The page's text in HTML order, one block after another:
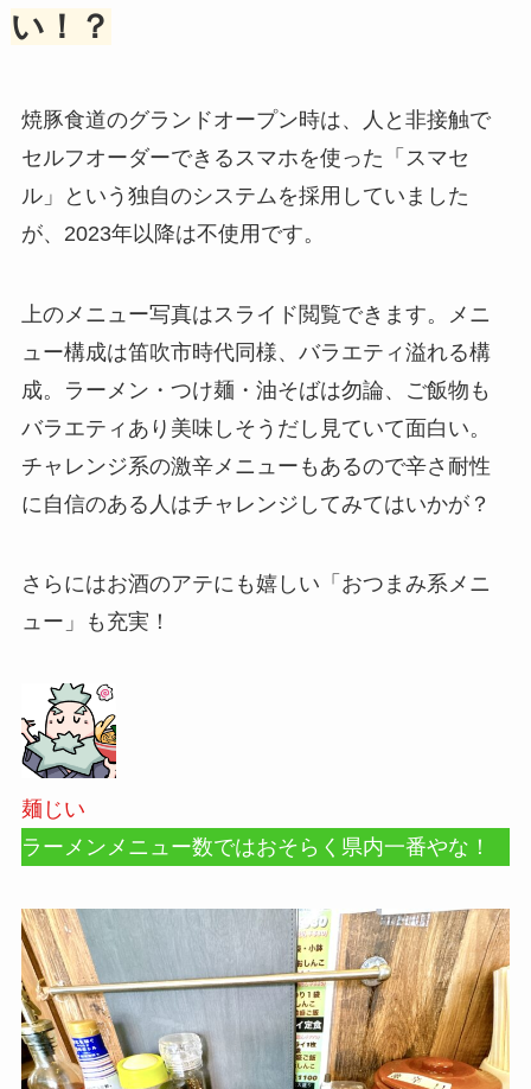
い！？
焼豚食道のグランドオープン時は、人と非接触で
セルフオーダーできるスマホを使った「スマセ
ル」という独自のシステムを採用していました
が、2023年以降は不使用です。
上のメニュー写真はスライド閲覧できます。メニ
ュー構成は笛吹市時代同様、バラエティ溢れる構
成。ラーメン・つけ麺・油そばは勿論、ご飯物も
バラエティあり美味しそうだし見ていて面白い。
チャレンジ系の激辛メニューもあるので辛さ耐性
に自信のある人はチャレンジしてみてはいかが？
さらにはお酒のアテにも嬉しい「おつまみ系メニ
ュー」も充実！
麺じい
ラーメンメニュー数ではおそらく県内一番やな！